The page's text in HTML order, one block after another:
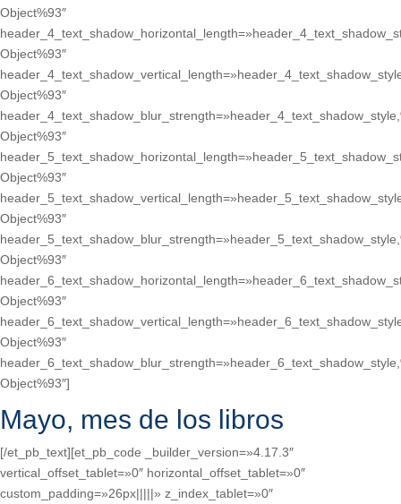
Object%93″
Object%93″
Object%93″
Object%93″
Object%93″
Object%93″
Object%93″
Object%93″
Object%93″
Object%93″]
Mayo, mes de los libros
[/et_pb_text][et_pb_code _builder_version=»4.17.3″
vertical_offset_tablet=»0″ horizontal_offset_tablet=»0″
custom_padding=»26px|||||» z_index_tablet=»0″